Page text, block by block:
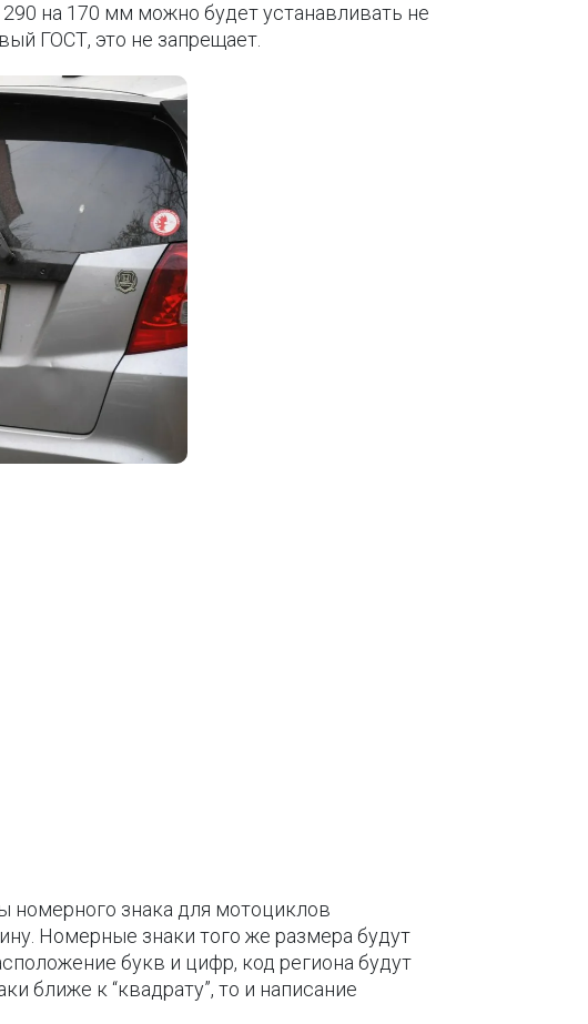
на 170 мм можно будет устанавливать не
ГОСТ, это не запрещает.
номерного знака для мотоциклов
Номерные знаки того же размера будут
букв и цифр, код региона будут
ближе к “квадрату”, то и написание